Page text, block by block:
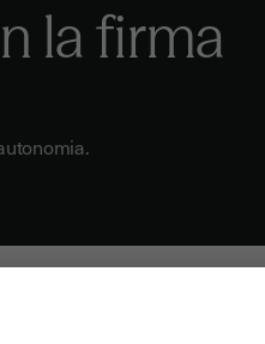
la firma